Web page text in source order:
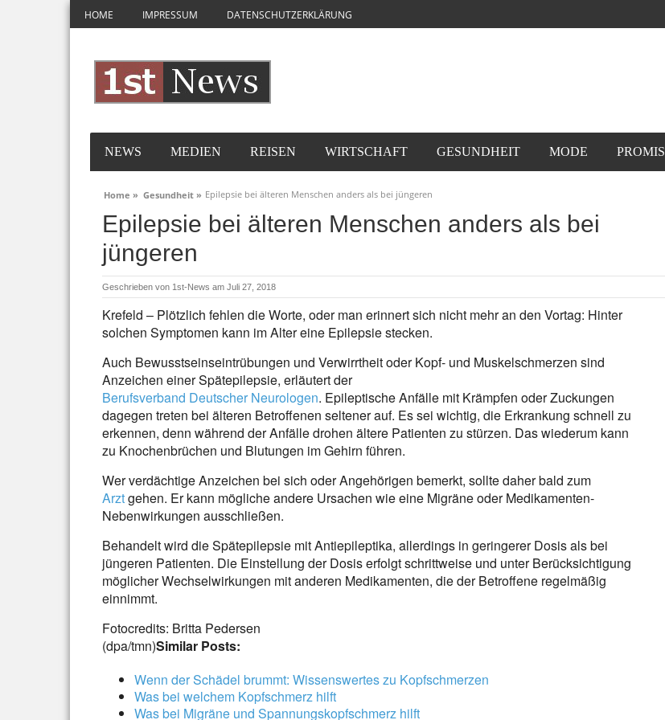
HOME IMPRESSUM DATENSCHUTZERKLÄRUNG
NEWS MEDIEN REISEN WIRTSCHAFT GESUNDHEIT MODE PROMIS
Home » Gesundheit » Epilepsie bei älteren Menschen anders als bei jüngeren
Epilepsie bei älteren Menschen anders als bei
jüngeren
Geschrieben von 1st-News am Juli 27, 2018
Krefeld – Plötzlich fehlen die Worte, oder man erinnert sich nicht mehr an den Vortag: Hinter
solchen Symptomen kann im Alter eine Epilepsie stecken.
Auch Bewusstseinseintrübungen und Verwirrtheit oder Kopf- und Muskelschmerzen sind
Anzeichen einer Spätepilepsie, erläutert der
Berufsverband Deutscher Neurologen. Epileptische Anfälle mit Krämpfen oder Zuckungen
dagegen treten bei älteren Betroffenen seltener auf. Es sei wichtig, die Erkrankung schnell zu
erkennen, denn während der Anfälle drohen ältere Patienten zu stürzen. Das wiederum kann
zu Knochenbrüchen und Blutungen im Gehirn führen.
Wer verdächtige Anzeichen bei sich oder Angehörigen bemerkt, sollte daher bald zum
Arztgehen. Er kann mögliche andere Ursachen wie eine Migräne oder Medikamenten-
Nebenwirkungen ausschließen.
Behandelt wird die Spätepilepsie mit Antiepileptika, allerdings in geringerer Dosis als bei
jüngeren Patienten. Die Einstellung der Dosis erfolgt schrittweise und unter Berücksichtigung
möglicher Wechselwirkungen mit anderen Medikamenten, die der Betroffene regelmäßig
einnimmt.
Fotocredits: Britta Pedersen
(dpa/tmn)Similar Posts:
Wenn der Schädel brummt: Wissenswertes zu Kopfschmerzen
Was bei welchem Kopfschmerz hilft
Was bei Migräne und Spannungskopfschmerz hilft